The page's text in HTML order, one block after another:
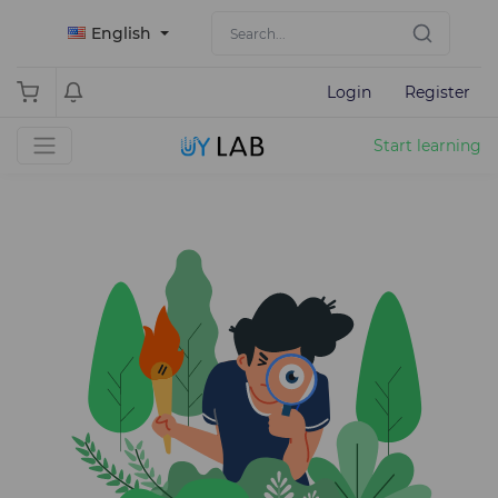
English
Login Register
Start learning